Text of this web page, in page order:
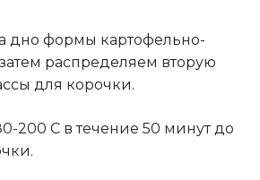
дно формы картофельно-
распределяем вторую
для корочки.
200 С в течение 50 минут до